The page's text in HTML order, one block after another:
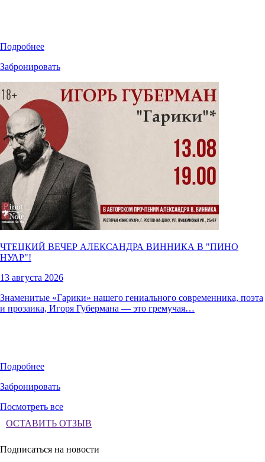
Подробнее
Забронировать
ЧТЕЦКИЙ ВЕЧЕР АЛЕКСАНДРА ВИННИКА В "ПИНО
НУАР"!
13 августа 2026
Знаменитые «Гарики» нашего гениального современника, поэта
и прозаика, Игоря Губермана — это гремучая…
Подробнее
Забронировать
Посмотреть все
ОСТАВИТЬ ОТЗЫВ
Подписаться на новости